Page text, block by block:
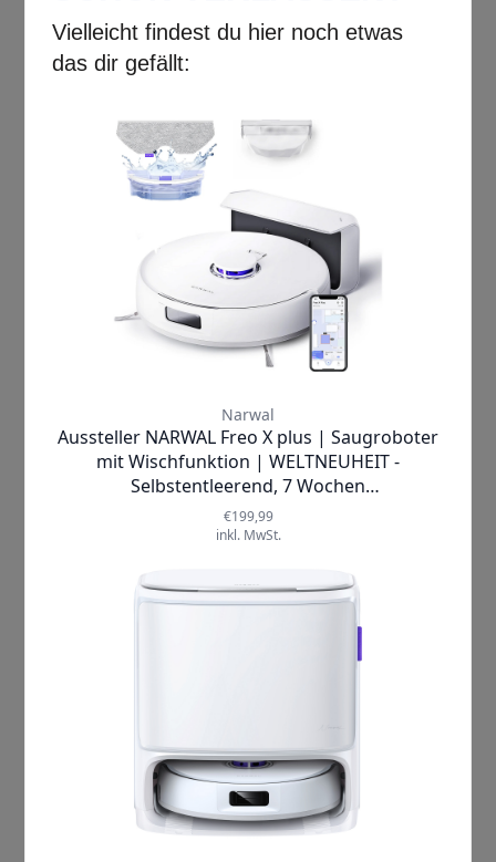
> Verpackung: originale Verpackung
kann leichte Transportspuren
> Zubehör: vollständiges Zubehör,
Kabel neu aufgewickelt,
Bedienungsanleitung & Schutzfolien
können fehlen
Tauche ein in die Welt des ultimativen
Reinigungserlebnisses mit dem
NARWAL Freo X Ultra Extend
Saugroboter! Dieses innovative Gerät
verwandelt die mühsame Aufgabe des
sogar erfreulichen Prozess. Stell dir vor,
wie du deine Zeit für die Dinge nutzen
kannst, die dir wirklich wichtig sind,
während dein neuer smarter Helfer für
Egal ob Tierhaare, Staub
sorgt dafür, dass dein Zuhause stets
strahlend sauber ist, sodass du dich
ganz entspannt zurücklehnen und
weißt, dass dein Raum nicht nur
sauber, sondern auch hygienisch rein
ist. Die emotionale Entlastung, die mit
einem sauberen Zuhause einhergeht,